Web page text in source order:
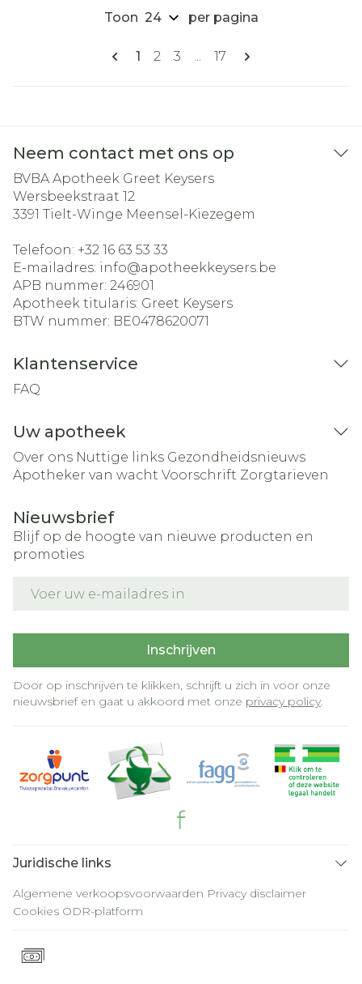
Pagina's
U lees momenteel pagina
1 Pagina
2 Pagina
3 ... Pagina
17
Toon per pagina
Neem contact met ons op
BVBA Apotheek Greet Keysers
Wersbeekstraat 12
3391 Tielt-Winge Meensel-Kiezegem
Telefoon: +32 16 63 53 33
E-mailadres: info@apotheekkeysers.be
APB nummer: 246901
Apotheek titularis: Greet Keysers
BTW nummer: BE0478620071
Klantenservice
FAQ
Uw apotheek
Over ons Nuttige links Gezondheidsnieuws
Apotheker van wacht Voorschrift Zorgtarieven
Nieuwsbrief
Blijf op de hoogte van nieuwe producten en
promoties
Inschrijven
Door op inschrijven te klikken, schrijft u zich in voor onze
nieuwsbrief en gaat u akkoord met onze privacy policy.
Juridische links
Algemene verkoopsvoorwaarden Privacy disclaimer
Cookies ODR-platform